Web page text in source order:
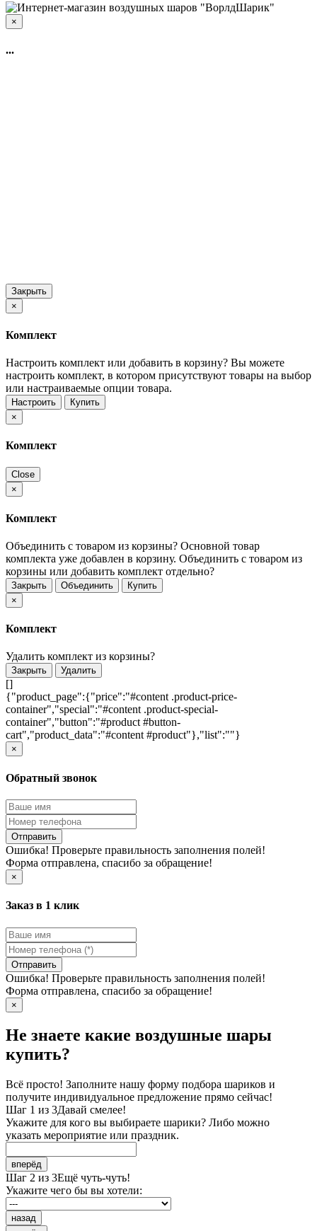
×
...
Закрыть
×
Комплект
Настроить комплект или добавить в корзину? Вы можете
настроить комплект, в котором присутствуют товары на выбор
или настраиваемые опции товара.
Настроить
Купить
×
Комплект
Close
×
Комплект
Объединить с товаром из корзины? Основной товар
комплекта уже добавлен в корзину. Объединить с товаром из
корзины или добавить комплект отдельно?
Закрыть Объединить
Купить
×
Комплект
Удалить комплект из корзины?
Закрыть Удалить
[]
{"product_page":{"price":"#content .product-price-
container","special":"#content .product-special-
container","button":"#product #button-
cart","product_data":"#content #product"},"list":""}
×
Обратный звонок
Отправить
Ошибка! Проверьте правильность заполнения полей!
Форма отправлена, спасибо за обращение!
×
Заказ в 1 клик
Отправить
Ошибка! Проверьте правильность заполнения полей!
Форма отправлена, спасибо за обращение!
×
Не знаете какие воздушные шары
купить?
Всё просто! Заполните нашу форму подбора шариков и
получите индивидуальное предложение прямо сейчас!
Шаг 1 из 3Давай смелее!
Укажите для кого вы выбираете шарики? Либо можно
указать мероприятие или праздник.
вперёд
Шаг 2 из 3Ещё чуть-чуть!
Укажите чего бы вы хотели:
назад